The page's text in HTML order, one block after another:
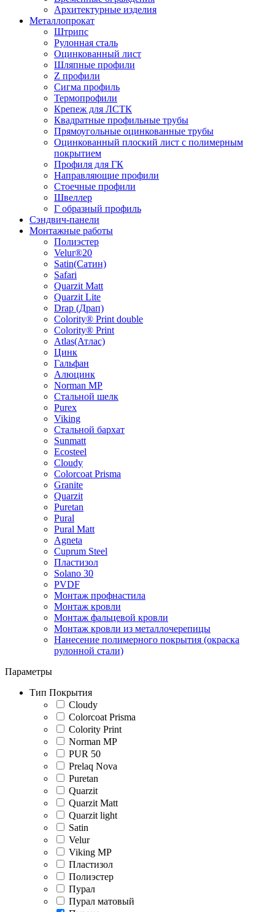
Архитектурные изделия
Металлопрокат
Штрипс
Рулонная сталь
Оцинкованный лист
Шляпные профили
Z профили
Сигма профиль
Термопрофили
Крепеж для ЛСТК
Квадратные профильные трубы
Прямоугольные оцинкованные трубы
Оцинкованный плоский лист с полимерным
покрытием
Профиля для ГК
Направляющие профили
Стоечные профили
Швеллер
Г образный профиль
Сэндвич-панели
Монтажные работы
Полиэстер
Velur®20
Satin(Сатин)
Safari
Quarzit Matt
Quarzit Lite
Drap (Драп)
Colority® Print double
Colority® Print
Atlas(Атлас)
Цинк
Гальфан
Алюцинк
Norman MP
Стальной шелк
Purex
Viking
Стальной бархат
Sunmatt
Ecosteel
Cloudy
Colorcoat Prisma
Granite
Quarzit
Puretan
Pural
Pural Matt
Agneta
Cuprum Steel
Пластизол
Solano 30
PVDF
Монтаж профнастила
Монтаж кровли
Монтаж фальцевой кровли
Монтаж кровли из металлочерепицы
Нанесение полимерного покрытия (окраска
рулонной стали)
Параметры
Тип Покрытия
Cloudy
Colorcoat Prisma
Colority Print
Norman MP
PUR 50
Prelaq Nova
Puretan
Quarzit
Quarzit Matt
Quarzit light
Satin
Velur
Viking MP
Пластизол
Полиэстер
Пурал
Пурал матовый